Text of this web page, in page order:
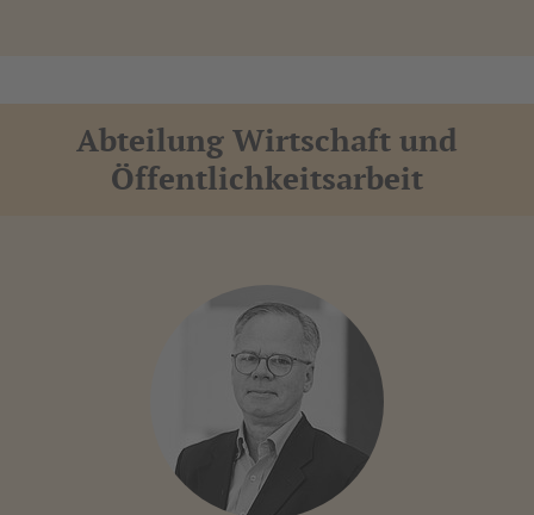
Abteilung Wirtschaft und
Öffentlichkeitsarbeit